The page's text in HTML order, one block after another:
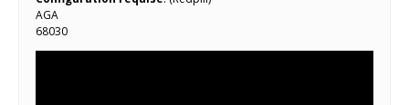
AGA
68030